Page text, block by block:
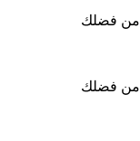
من فضلك
من فضلك